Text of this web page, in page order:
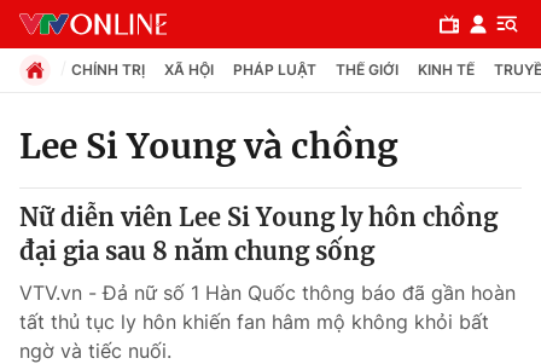
Chuyên mục
Chính trị
Xã hội
CHÍNH TRỊ XÃ HỘI PHÁP LUẬT THẾ GIỚI KINH TẾ
Lee Si Young và chồng
Nữ diễn viên Lee Si Young ly hôn chồng
đại gia sau 8 năm chung sống
VTV.vn - Đả nữ số 1 Hàn Quốc thông báo đã gần hoàn
tất thủ tục ly hôn khiến fan hâm mộ không khỏi bất
ngờ và tiếc nuối.